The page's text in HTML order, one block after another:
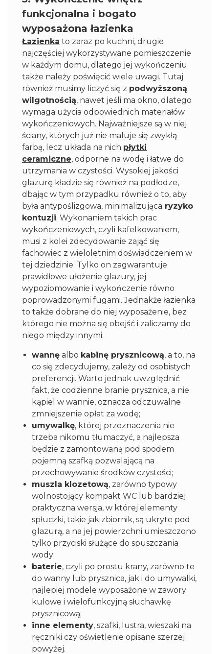
funkcjonalna i bogato
wyposażona łazienka
Łazienka to zaraz po kuchni, drugie
najczęściej wykorzystywane pomieszczenie
w każdym domu, dlatego jej wykończeniu
także należy poświęcić wiele uwagi. Tutaj
również musimy liczyć się z podwyższoną
wilgotnością, nawet jeśli ma okno, dlatego
wymaga użycia odpowiednich materiałów
wykończeniowych. Najważniejsze są w niej
ściany, których już nie maluje się zwykłą
farbą, lecz układa na nich płytki
ceramiczne, odporne na wodę i łatwe do
utrzymania w czystości. Wysokiej jakości
glazurę kładzie się również na podłodze,
dbając w tym przypadku również o to, aby
była antypoślizgowa, minimalizująca ryzyko
kontuzji. Wykonaniem takich prac
wykończeniowych, czyli kafelkowaniem,
musi z kolei zdecydowanie zająć się
fachowiec z wieloletnim doświadczeniem w
tej dziedzinie. Tylko on zagwarantuje
prawidłowe ułożenie glazury, jej
wypoziomowanie i wykończenie równo
poprowadzonymi fugami. Jednakże łazienka
to także dobrane do niej wyposażenie, bez
którego nie można się obejść i zaliczamy do
niego między innymi:
wannę albo kabinę prysznicową, a to, na
co się zdecydujemy, zależy od osobistych
preferencji. Warto jednak uwzględnić
fakt, że codzienne branie prysznica, a nie
kąpiel w wannie, oznacza odczuwalne
zmniejszenie opłat za wodę;
umywalkę, której przeznaczenia nie
trzeba nikomu tłumaczyć, a najlepsza
będzie z zamontowaną pod spodem
pojemną szafką pozwalającą na
przechowywanie środków czystości;
muszla klozetową, zarówno typowy
wolnostojący kompakt WC lub bardziej
praktyczna wersja, w której elementy
spłuczki, takie jak zbiornik, są ukryte pod
glazurą, a na jej powierzchni umieszczono
tylko przyciski służące do spuszczania
wody;
baterie, czyli po prostu krany, zarówno te
do wanny lub prysznica, jak i do umywalki,
najlepiej modele wyposażone w zawory
kulowe i wielofunkcyjną słuchawkę
prysznicową;
inne elementy, szafki, lustra, wieszaki na
ręczniki czy oświetlenie opisane szerzej
powyżej.